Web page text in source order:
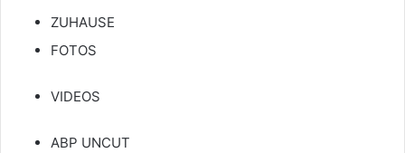
ZUHAUSE
FOTOS
VIDEOS
ABP UNCUT